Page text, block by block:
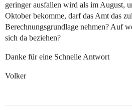
geringer ausfallen wird als im August,
Oktober bekomme, darf das Amt das
Berechnungsgrundlage nehmen? Auf
sich da beziehen?
Danke für eine Schnelle Antwort
Volker